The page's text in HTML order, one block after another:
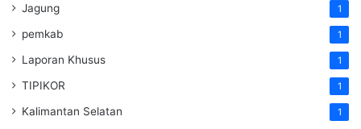
Jagung 1
pemkab 1
Laporan Khusus 1
TIPIKOR 1
Kalimantan Selatan 1